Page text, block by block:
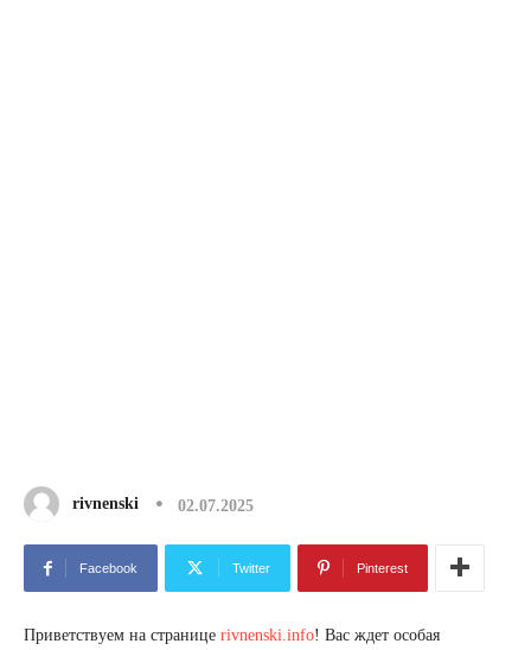
rivnenski 02.07.2025
Facebook Twitter Pinterest
Приветствуем на странице rivnenski.info! Вас ждет особая